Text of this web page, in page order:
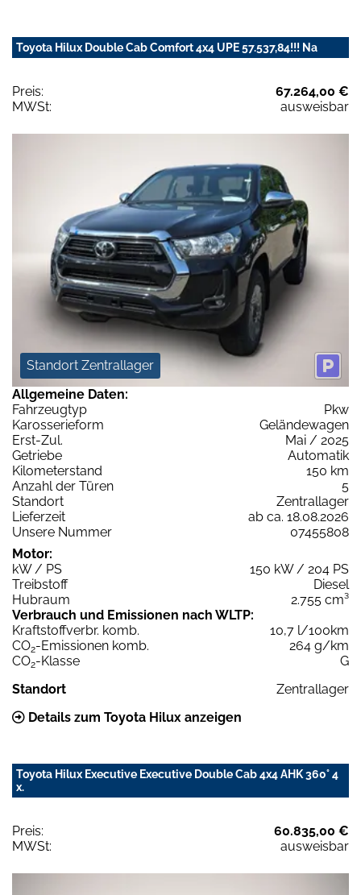
Toyota Hilux Double Cab Comfort 4x4 UPE 57.537,84!!! Na
Preis:
67.264,00 €
MWSt:
ausweisbar
Standort Zentrallager
Allgemeine Daten:
Fahrzeugtyp
Pkw
Karosserieform
Geländewagen
Erst-Zul.
Mai / 2025
Getriebe
Automatik
Kilometerstand
150 km
Anzahl der Türen
5
Standort
Zentrallager
Lieferzeit
ab ca. 18.08.2026
Unsere Nummer
07455808
Motor:
kW / PS
150 kW / 204 PS
Treibstoff
Diesel
Hubraum
2.755 cm³
Verbrauch und Emissionen nach WLTP:
Kraftstoffverbr. komb.
10,7 l/100km
CO2-Emissionen komb.
264 g/km
CO2-Klasse
G
Standort
Zentrallager
Details zum Toyota Hilux anzeigen
Toyota Hilux Executive Executive Double Cab 4x4 AHK 360° 4
x.
Preis:
60.835,00 €
MWSt:
ausweisbar